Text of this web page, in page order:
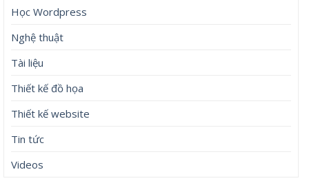
Học Wordpress
Nghệ thuật
Tài liệu
Thiết kế đồ họa
Thiết kế website
Tin tức
Videos